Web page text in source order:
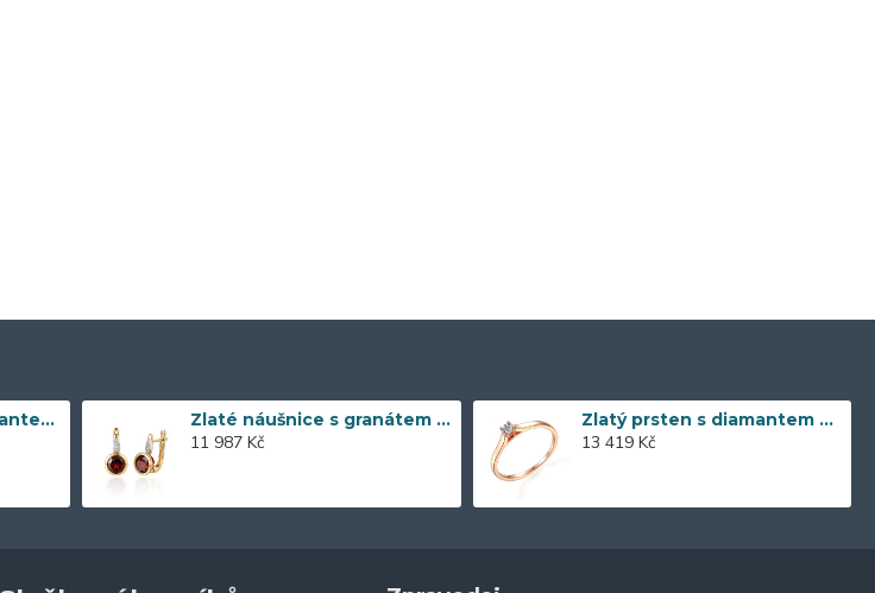
Zlaté náušnice s diamantem 585/1000, 0,197 ct - 43855E016 Zlaté náušnice s granátem 585/1000, 3,57 gr - 73805E002
11 987 Kč
Zlatý prsten s diamantem 585/1000, 0,04 ct - 55118R032
13 419 Kč